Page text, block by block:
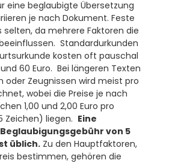
eine beglaubigte Übersetzung
je nach Dokument. Feste
selten, da mehrere Faktoren die
Standardurkunden
kosten oft pauschal
60 Euro.  Bei längeren Texten
oder Zeugnissen wird meist pro
wobei die Preise je nach
1,00 und 2,00 Euro pro
Zeichen) liegen. Eine
von 5
üblich. Zu den Hauptfaktoren,
bestimmen, gehören die